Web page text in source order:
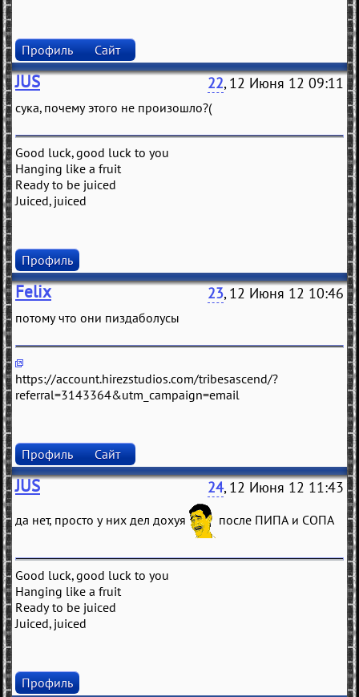
Профиль Сайт
JUS 22, 12 Июня 12 09:11
сука, почему этого не произошло?(
Good luck, good luck to you
Hanging like a fruit
Ready to be juiced
Juiced, juiced
Профиль
Felix 23, 12 Июня 12 10:46
потому что они пиздаболусы
https://account.hirezstudios.com/tribesascend/?
referral=3143364&utm_campaign=email
Профиль Сайт
JUS 24, 12 Июня 12 11:43
да нет, просто у них дел дохуя после ПИПА и СОПА
Good luck, good luck to you
Hanging like a fruit
Ready to be juiced
Juiced, juiced
Профиль